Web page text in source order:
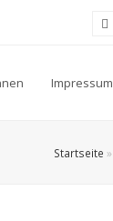
Impressum
Startseite »